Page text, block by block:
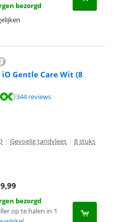
bezorgd
iO Gentle Care Wit (8
op 344 reviews.
344 reviews
| Gevoelig tandvlees | 8 stuks
bezorgd
op te halen in 1